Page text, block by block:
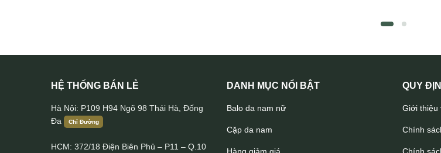
Túi đeo trước ngực nhỏ gọn
HỆ THỐNG BÁN LẺ
Hà Nội: P109 H94 Ngõ 98 Thái Hà, Đống
Đa
Chỉ Đường
HCM: 372/18 Điện Biên Phủ – P11 – Q.10
DANH MỤC NỔI BẬT
Balo da nam nữ
Cặp da nam
Hàng giảm giá
QUY
Giới thiệu
Chính
Chính